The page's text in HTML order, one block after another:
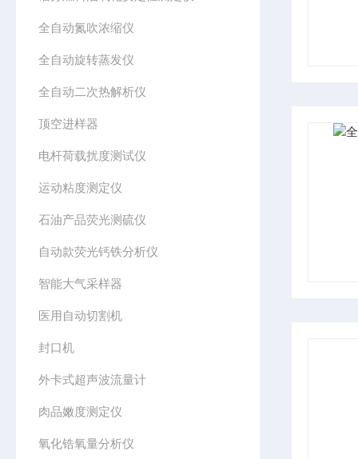
全自动氮吹浓缩仪
全自动旋转蒸发仪
全自动二次热解析仪
顶空进样器
电杆荷载扰度测试仪
运动粘度测定仪
石油产品荧光测硫仪
自动款荧光钙铁分析仪
智能大气采样器
医用自动切割机
封口机
外卡式超声波流量计
肉品嫩度测定仪
氧化锆氧量分析仪